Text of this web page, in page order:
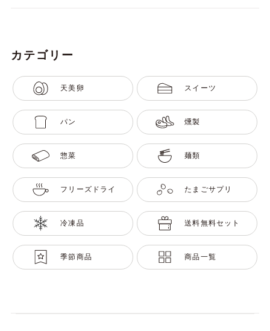
カテゴリー
天美卵 スイーツ
パン 燻製
惣菜 麺類
フリーズドライ たまごサプリ
冷凍品 送料無料セット
季節商品 商品一覧